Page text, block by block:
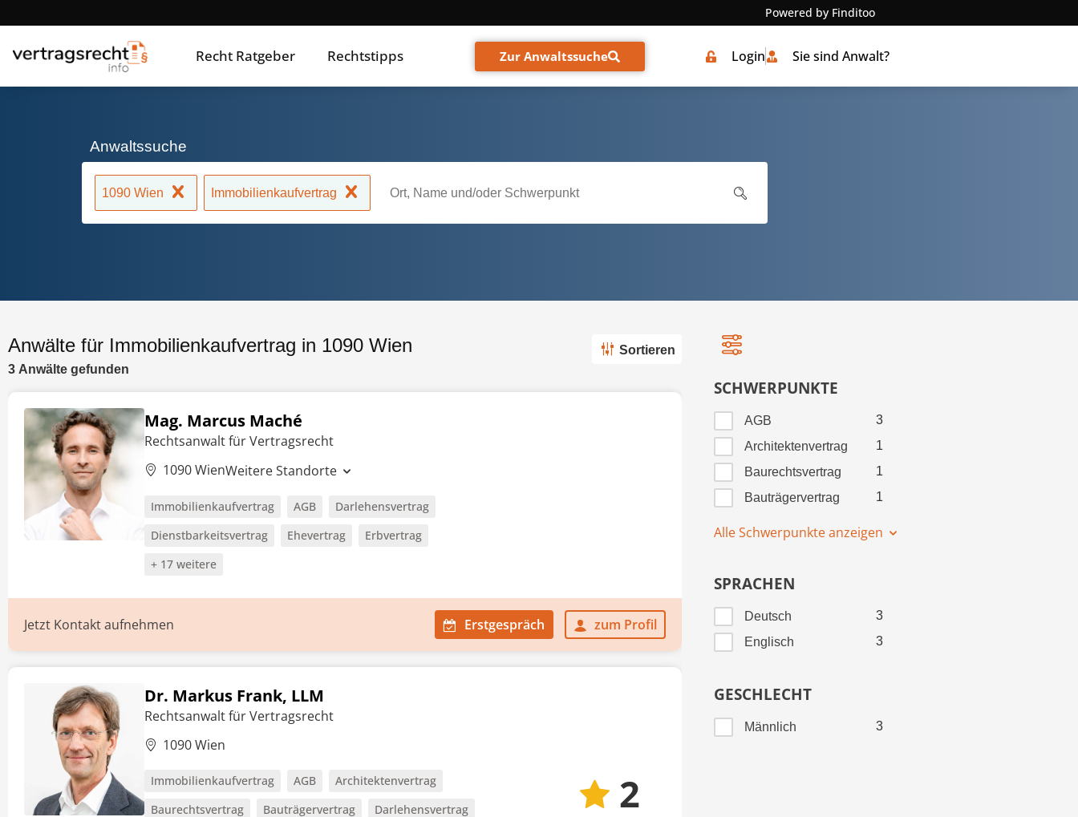
Powered by Finditoo
Recht Ratgeber Rechtstipps Zur Anwaltssuche Login Sie sind Anwalt?
Anwaltssuche
1090 Wien Immobilienkaufvertrag
Anwälte für Immobilienkaufvertrag in 1090 Wien
3 Anwälte gefunden
Sortieren
Mag. Marcus Maché
Rechtsanwalt für Vertragsrecht
1090 WienWeitere Standorte
Immobilienkaufvertrag AGB
Darlehensvertrag
Dienstbarkeitsvertrag
Ehevertrag
Erbvertrag
+ 17 weitere
Jetzt Kontakt aufnehmen Erstgespräch zum Profil
Dr. Markus Frank, LLM
Rechtsanwalt für Vertragsrecht
1090 Wien
Immobilienkaufvertrag AGB
Architektenvertrag
Baurechtsvertrag
Bauträgervertrag
Darlehensvertrag
2
SCHWERPUNKTE
AGB
3
Architektenvertrag
1
Baurechtsvertrag
1
Bauträgervertrag
1
Alle Schwerpunkte anzeigen
SPRACHEN
Deutsch
3
Englisch
3
GESCHLECHT
Männlich 3